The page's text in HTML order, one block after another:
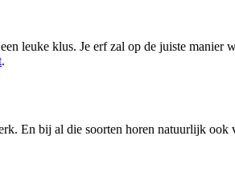
leuke klus. Je erf zal op de juiste manier
.
En bij al die soorten horen natuurlijk